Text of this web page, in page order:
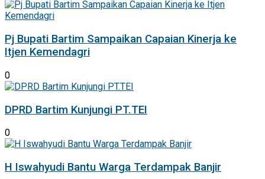
Pj Bupati Bartim Sampaikan Capaian Kinerja ke
Itjen Kemendagri
0
DPRD Bartim Kunjungi PT.TEI
0
H Iswahyudi Bantu Warga Terdampak Banjir